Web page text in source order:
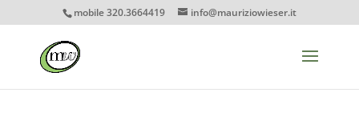
mobile 320.3664419 info@mauriziowieser.it